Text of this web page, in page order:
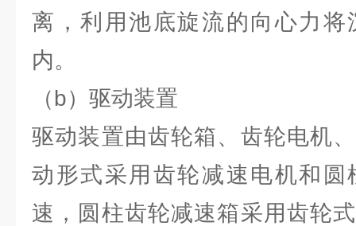
离，利用池底旋流的向心力将
内。
（b）驱动装置
驱动装置由齿轮箱、齿轮电机
动形式采用齿轮减速电机和圆
速，圆柱齿轮减速箱采用齿轮